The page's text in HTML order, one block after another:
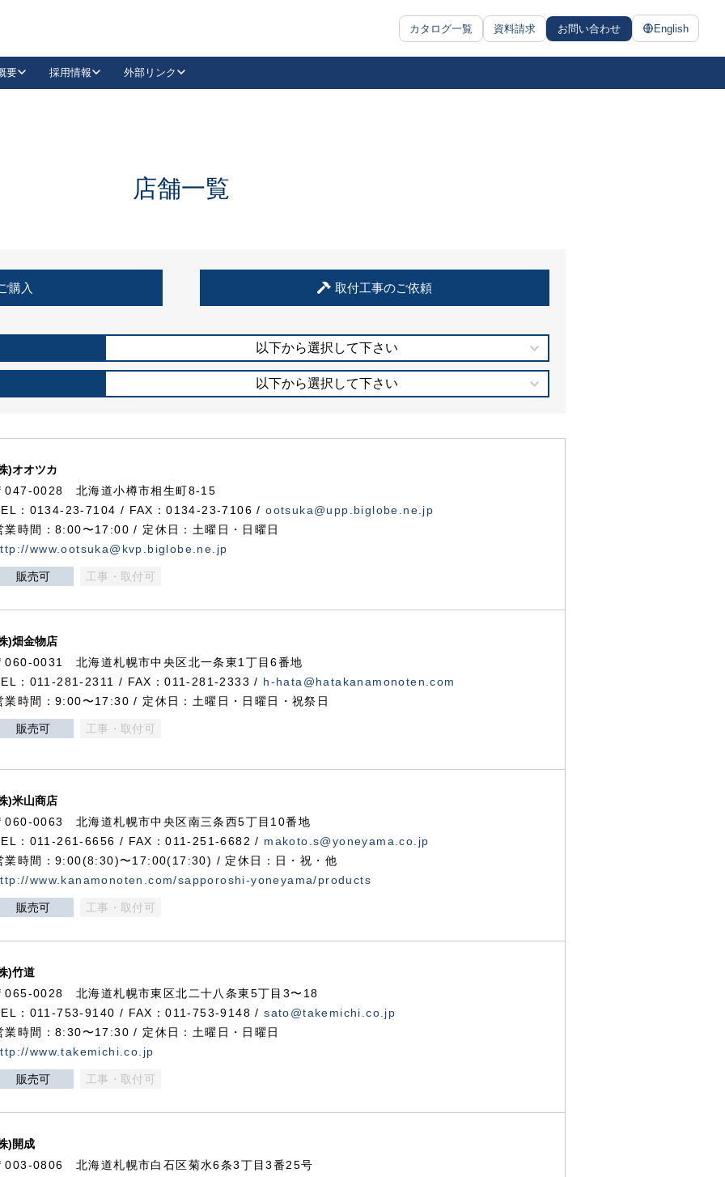
カタログ一覧 資料請求 お問い合わせ English
抗ウイルス・抗菌製品
要 採用情報 外部リンク
LinkedIn
住宅使用部材標準化推進協議会
店舗一覧
購入 取付工事のご依頼
以下から選択して下さい
以下から選択して下さい
)オオツカ
047-0028 北海道小樽市相生町8-15
：0134-23-7104 / FAX：0134-23-7106 /ootsuka@upp.biglobe.ne.jp
業時間：8:00〜17:00 / 定休日：土曜日・日曜日
www.ootsuka@kvp.biglobe.ne.jp
販売可 工事・取付可
)畑金物店
060-0031 北海道札幌市中央区北一条東1丁目6番地
：011-281-2311 / FAX：011-281-2333 / h-hata@hatakanamonoten.com
業時間：9:00〜17:30 / 定休日：土曜日・日曜日・祝祭日
販売可 工事・取付可
)米山商店
060-0063 北海道札幌市中央区南三条西5丁目10番地
：011-261-6656 / FAX：011-251-6682 / makoto.s@yoneyama.co.jp
業時間：9:00(8:30)〜17:00(17:30) / 定休日：日・祝・他
www.kanamonoten.com/sapporoshi-yoneyama/products
販売可 工事・取付可
)竹道
065-0028 北海道札幌市東区北二十八条東5丁目3〜18
：011-753-9140 / FAX：011-753-9148 /sato@takemichi.co.jp
業時間：8:30〜17:30 / 定休日：土曜日・日曜日
www.takemichi.co.jp
販売可 工事・取付可
)開成
003-0806 北海道札幌市白石区菊水6条3丁目3番25号